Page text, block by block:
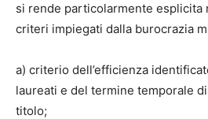
si rende particolarmente esplicita
criteri impiegati dalla burocrazia
a) criterio dell’efficienza
laureati e del termine temporale
titolo;